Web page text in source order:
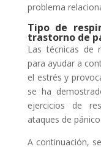
problema
Tipo de
trastorno de
Las técnicas de
para ayudar a
el estrés y
se ha
ejercicios de
ataques de pánico.
A continuación,